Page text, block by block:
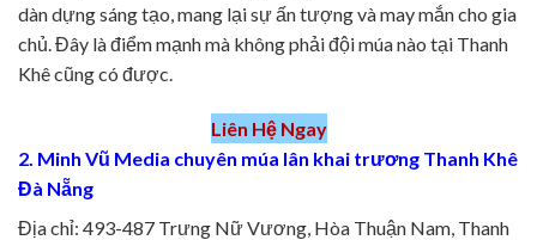
dàn dựng sáng tạo, mang lại sự ấn tượng và may mắn cho gia
chủ. Đây là điểm mạnh mà không phải đội múa nào tại Thanh
Khê cũng có được.
Liên Hệ Ngay
2. Minh Vũ Media chuyên múa lân khai trương Thanh Khê
Đà Nẵng
Địa chỉ: 493-487 Trưng Nữ Vương, Hòa Thuận Nam, Thanh